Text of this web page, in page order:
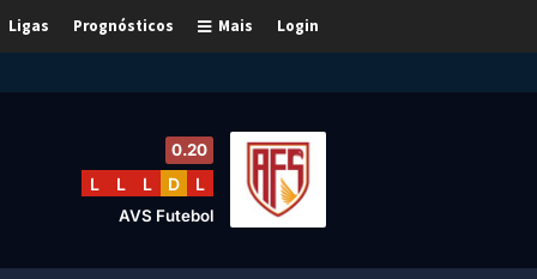
Login
Mais
Prognósticos
Ligas
0.20
L L L D L
AVS Futebol